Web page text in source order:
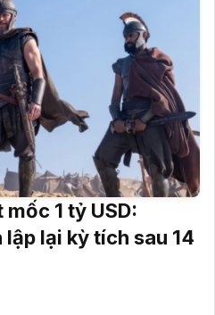
1 tỷ USD:
lại kỳ tích sau 14